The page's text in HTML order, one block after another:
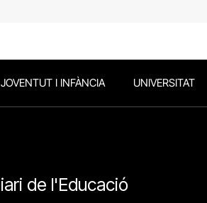
JOVENTUT I INFÀNCIA UNIVERSITAT